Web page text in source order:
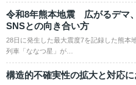
令和8年熊本地震 広がるデマ
SNSとの向き合い方
28日に発生した最大震度7を記録した熊本
列車「ななつ星」が…
構造的不確実性の拡大と対応